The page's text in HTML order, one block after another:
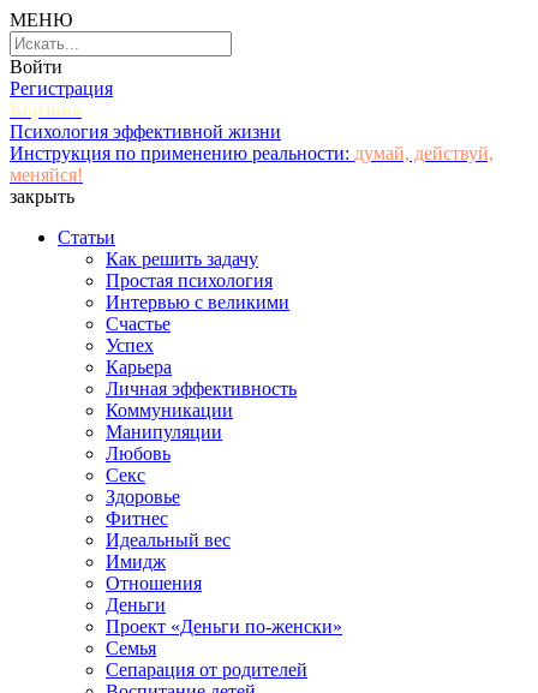
МЕНЮ
Войти
Регистрация
Корзина
Психология эффективной жизни
Инструкция по применению реальности: думай, действуй,
меняйся!
закрыть
Статьи
Как решить задачу
Простая психология
Интервью с великими
Счастье
Успех
Карьера
Личная эффективность
Коммуникации
Манипуляции
Любовь
Секс
Здоровье
Фитнес
Идеальный вес
Имидж
Отношения
Деньги
Проект «Деньги по-женски»
Семья
Сепарация от родителей